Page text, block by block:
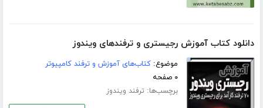
دانلود کتاب آموزش رجیستری و ترفندهای ویندوز
موضوع:کتاب‌های آموزش و ترفند کامپیوتر
۰ صفحه
برچسب‌ها: ترفند ویندوز